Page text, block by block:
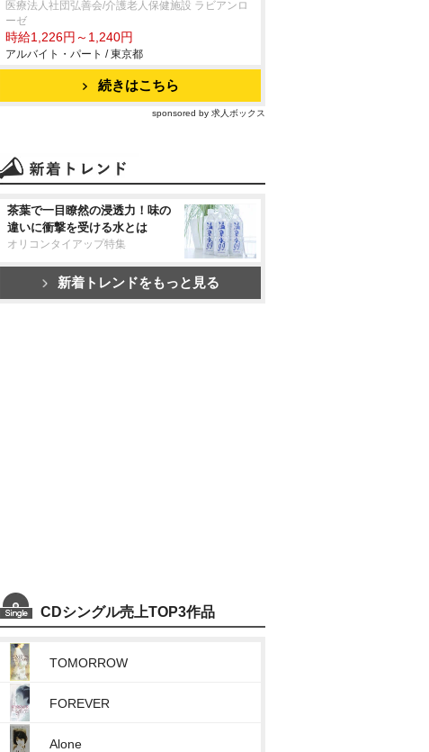
医療法人社団弘善会/介護老人保健施設 ラビアンロ
ーゼ
時給1,226円～1,240円
アルバイト・パート / 東京都
続きはこちら
sponsored by 求人ボックス
茶葉で一目瞭然の浸透力！味の
違いに衝撃を受ける水とは
オリコンタイアップ特集
新着トレンドをもっと見る
CDシングル売上TOP3作品
TOMORROW
FOREVER
Alone